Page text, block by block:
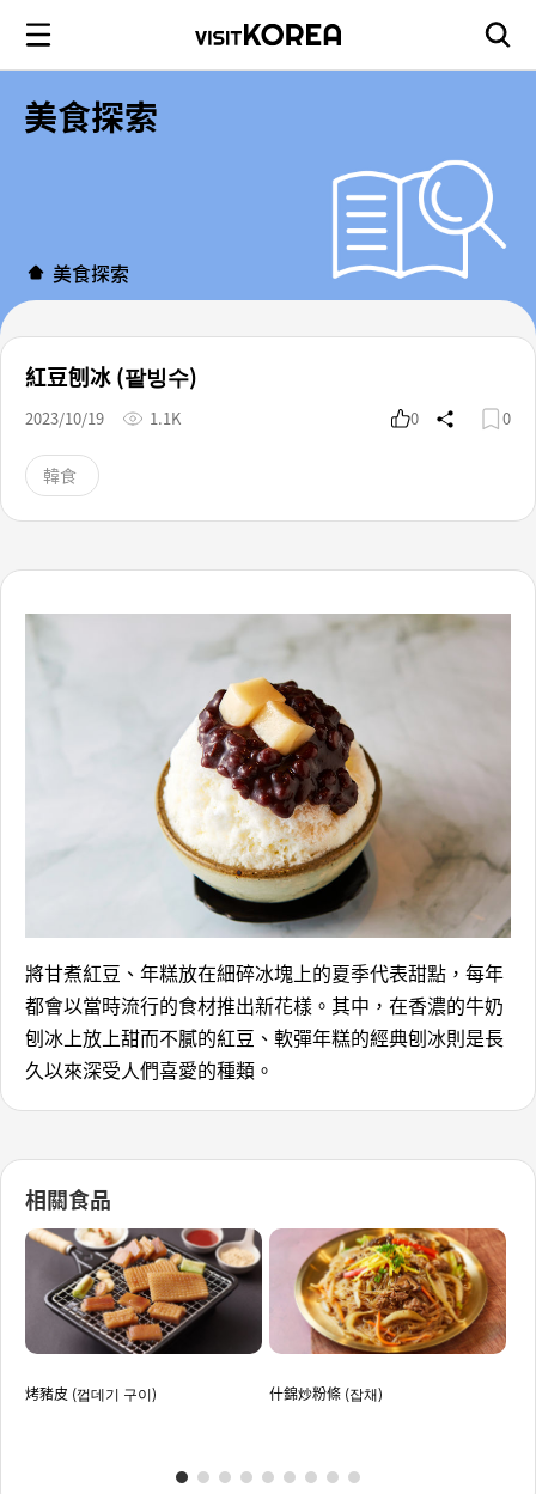
美食探索
美食探索
紅豆刨冰 (팥빙수)
2023/10/19 1.1K 0 0
韓食
將甘煮紅豆、年糕放在細碎冰塊上的夏季代表甜點，每年
都會以當時流行的食材推出新花樣。其中，在香濃的牛奶
刨冰上放上甜而不膩的紅豆、軟彈年糕的經典刨冰則是長
久以來深受人們喜愛的種類。
相關食品
烤豬皮 (껍데기 구이) 什錦炒粉條 (잡채)